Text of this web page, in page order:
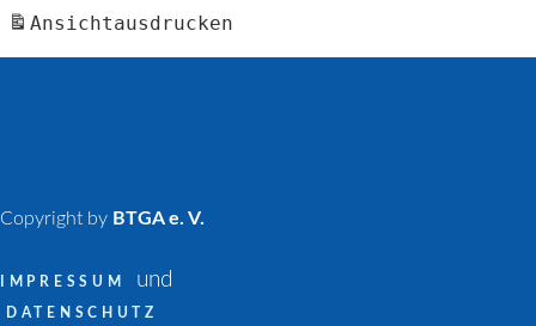
Ansichtausdrucken
Copyright by BTGA e. V.
IMPRESSUM und
DATENSCHUTZ